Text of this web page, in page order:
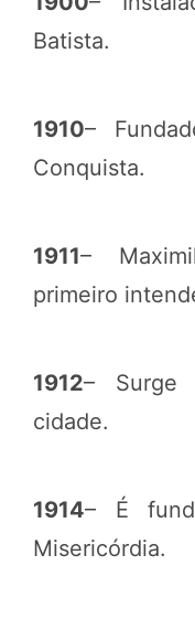
Batista.
1910–
Conquista.
1911–
primeiro
1912– Surge
cidade.
1914– É
Misericórdia.